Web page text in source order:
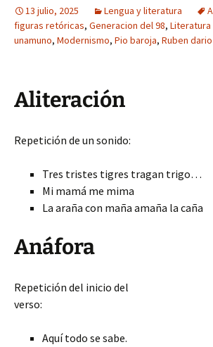
13 julio, 2025 Lengua y literatura
figuras retóricas, Generacion del 98, Literatura
unamuno, Modernismo, Pio baroja, Ruben dario
Aliteración
Repetición de un sonido:
Tres tristes tigres tragan trigo…
Mi mamá me mima
La araña con maña amaña la caña
Anáfora
Repetición del inicio del
verso:
Aquí todo se sabe.